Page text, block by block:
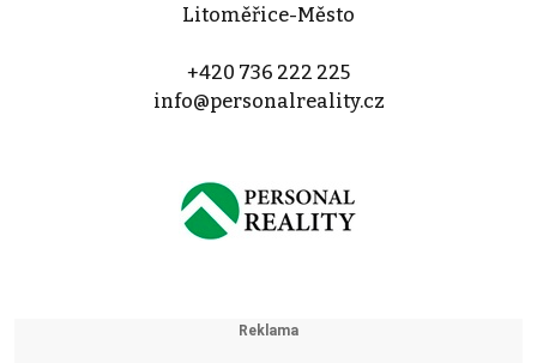
Litoměřice-Město
+420 736 222 225
info@personalreality.cz